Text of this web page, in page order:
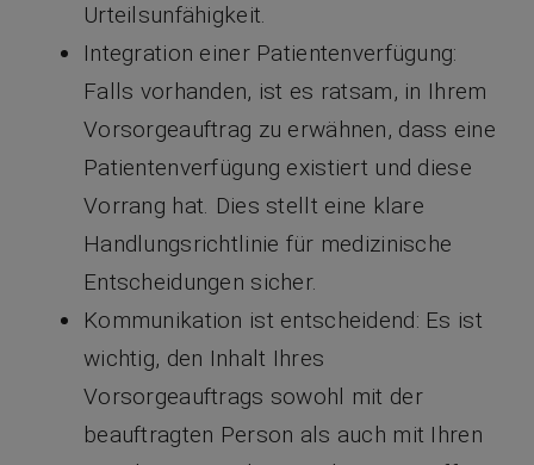
Urteilsunfähigkeit.
Integration einer Patientenverfügung:
Falls vorhanden, ist es ratsam, in Ihrem
Vorsorgeauftrag zu erwähnen, dass eine
Patientenverfügung existiert und diese
Vorrang hat. Dies stellt eine klare
Handlungsrichtlinie für medizinische
Entscheidungen sicher.
Kommunikation ist entscheidend: Es ist
wichtig, den Inhalt Ihres
Vorsorgeauftrags sowohl mit der
beauftragten Person als auch mit Ihren